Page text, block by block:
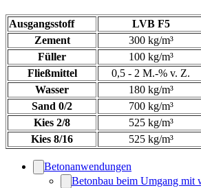
Ausgangsstoff LVB F5
Zement
300 kg/m³
Füller
100 kg/m³
Fließmittel
0,5 - 2 M.-% v. Z.
Wasser
180 kg/m³
Sand 0/2
700 kg/m³
Kies 2/8
525 kg/m³
Kies 8/16
525 kg/m³
Betonanwendungen
Betonbau beim Umgang mit